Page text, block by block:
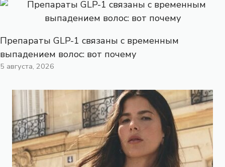
Препараты GLP-1 связаны с временным
выпадением волос: вот почему
5 августа, 2026